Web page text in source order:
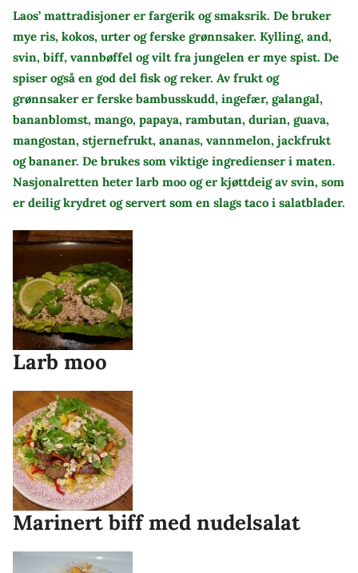
Laos’ mattradisjoner er fargerik og smaksrik. De bruker
mye ris, kokos, urter og ferske grønnsaker. Kylling, and,
svin, biff, vannbøffel og vilt fra jungelen er mye spist. De
spiser også en god del fisk og reker. Av frukt og
grønnsaker er ferske bambusskudd, ingefær, galangal,
bananblomst, mango, papaya, rambutan, durian, guava,
mangostan, stjernefrukt, ananas, vannmelon, jackfrukt
og bananer. De brukes som viktige ingredienser i maten.
Nasjonalretten heter larb moo og er kjøttdeig av svin, som
er deilig krydret og servert som en slags taco i salatblader.
Larb moo
Marinert biff med nudelsalat